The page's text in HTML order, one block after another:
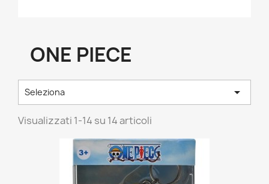
ONE PIECE
Seleziona 
Visualizzati 1-14 su 14 articoli